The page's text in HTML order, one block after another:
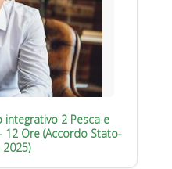
integrativo 2 Pesca e
12 Ore (Accordo Stato-
2025)